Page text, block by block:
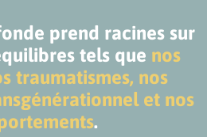
prend racines sur
tels que nos
traumatismes, nos
et nos
.